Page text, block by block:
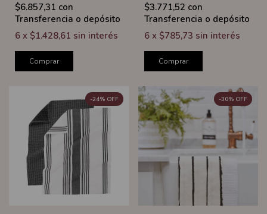
$6.857,31 con
Transferencia o depósito
6 x $1.428,61 sin interés
Comprar
$3.771,52 con
Transferencia o depósito
6 x $785,73 sin interés
Comprar
-24% OFF -30% OFF